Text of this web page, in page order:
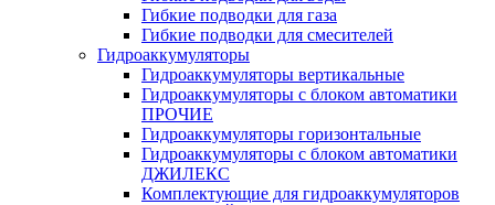
Гибкие подводки для газа
Гибкие подводки для смесителей
Гидроаккумуляторы
Гидроаккумуляторы вертикальные
Гидроаккумуляторы с блоком автоматики
ПРОЧИЕ
Гидроаккумуляторы горизонтальные
Гидроаккумуляторы с блоком автоматики
ДЖИЛЕКС
Комплектующие для гидроаккумуляторов